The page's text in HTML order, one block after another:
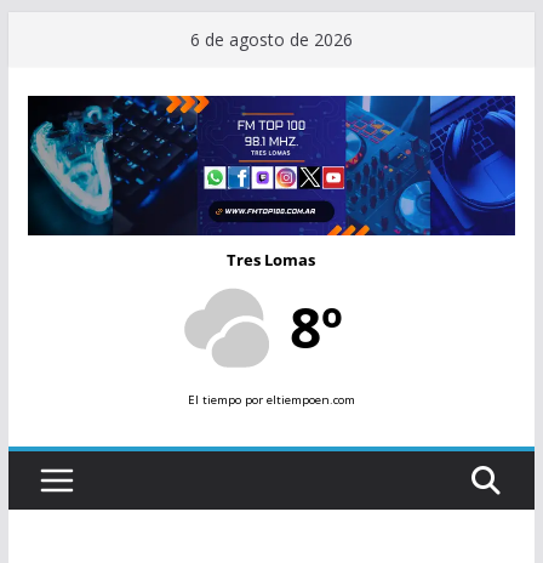
contenido
6 de agosto de 2026
Tres Lomas
8º
El tiempopor eltiempoen.com